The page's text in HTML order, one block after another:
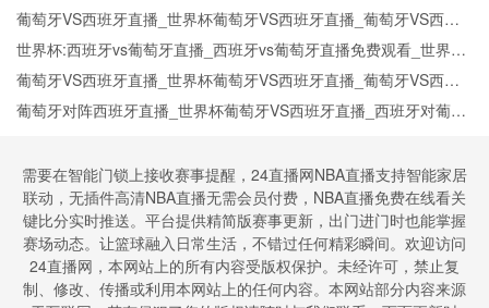
牙在线高清直播
葡萄牙VS西班牙直播_世界杯葡萄牙VS西班牙直播_葡萄牙VS西班
牙在线高清直播
世界杯:西班牙vs葡萄牙直播_西班牙vs葡萄牙直播免费观看_世界杯
今日西班牙vs葡萄牙直播在线观看高清视频直播
葡萄牙VS西班牙直播_世界杯葡萄牙VS西班牙直播_葡萄牙VS西班
牙在线高清直播
葡萄牙对阵西班牙直播_世界杯葡萄牙VS西班牙直播_西班牙对葡萄
需要在智能门锁上接收赛事提醒，24直播网NBA直播支持智能家居
联动，无插件高清NBA直播无需会员付费，NBA直播免费在线看关
键比分实时推送。平台提供精简版赛事更新，出门进门时也能掌握
赛场动态。让篮球融入日常生活，不错过任何精彩瞬间。欢迎访问
24直播网，本网站上的所有内容受版权保护。未经许可，禁止复
制、修改、传播或利用本网站上的任何内容。本网站部分内容来源